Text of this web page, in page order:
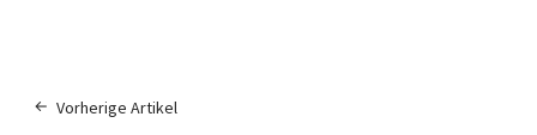
Vorherige Artikel